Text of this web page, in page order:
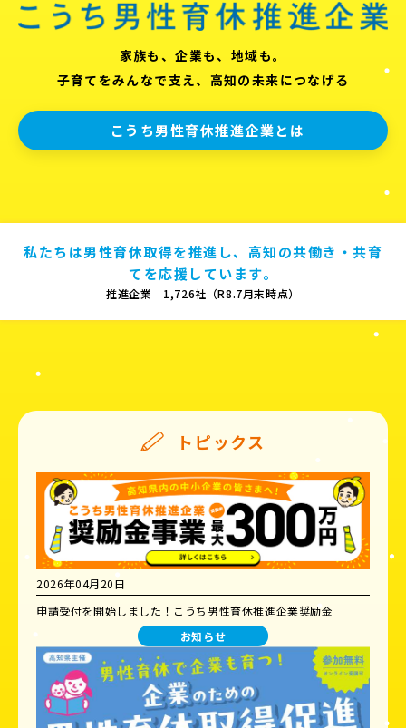
家族も、企業も、地域も。
子育てをみんなで支え、高知の未来につなげる
こうち男性育休推進企業とは
私たちは男性育休取得を推進し、高知の共働き・共育
てを応援しています。
推進企業 1,726社（R8.7月末時点）
トピックス
2026年04月20日
申請受付を開始しました！こうち男性育休推進企業奨励金
お知らせ